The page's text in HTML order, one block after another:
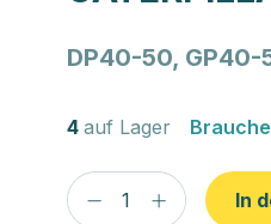
DP40-50, GP40-
4 auf Lager
In